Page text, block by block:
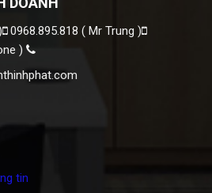
0968.895.818 ( Mr Trung )
)
tin